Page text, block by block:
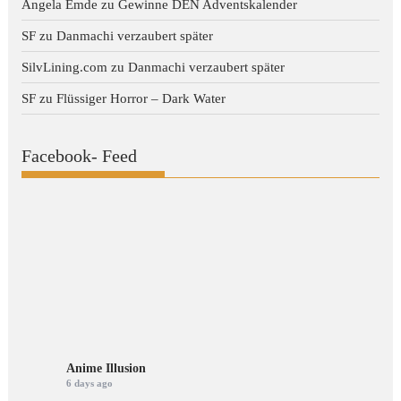
Angela Emde zuGewinne DEN Adventskalender
SF zuDanmachi verzaubert später
SilvLining.com zuDanmachi verzaubert später
SF zuFlüssiger Horror – Dark Water
Facebook- Feed
Anime Illusion
6 days ago